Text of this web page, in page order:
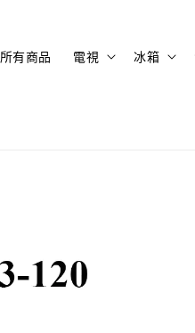
所有商品 電視 冰箱